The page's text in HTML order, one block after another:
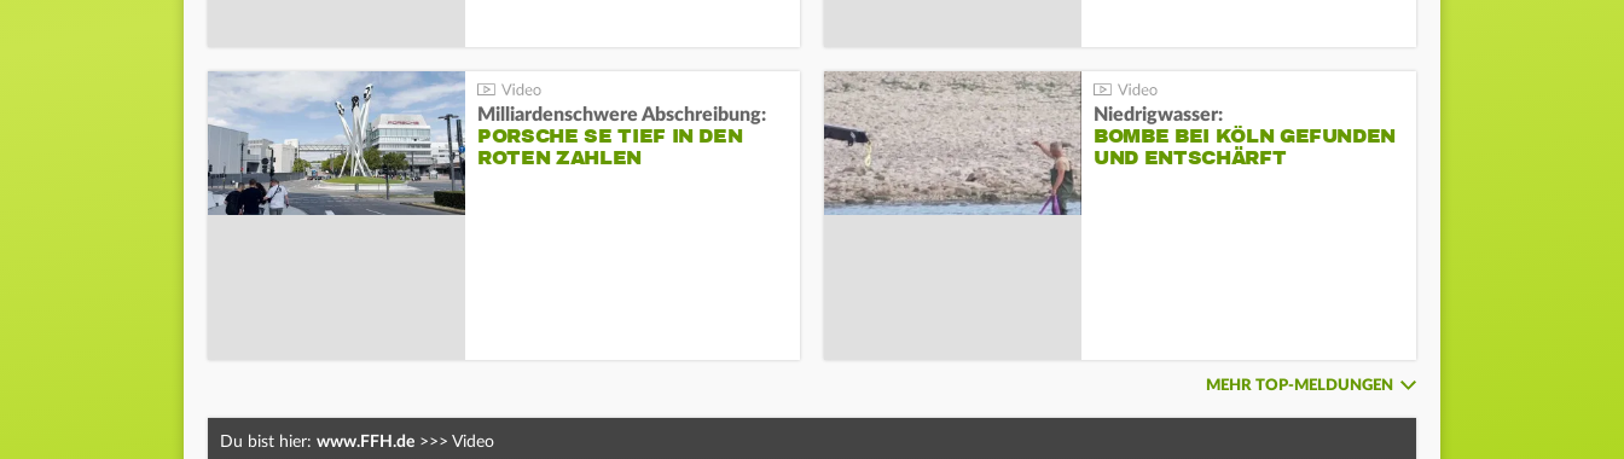
Milliardenschwere Abschreibung:
PORSCHE SE TIEF IN DEN
ROTEN ZAHLEN
Niedrigwasser:
BOMBE BEI KÖLN GEFUNDEN
UND ENTSCHÄRFT
MEHR TOP-MELDUNGEN
Du bist hier: www.FFH.de >>> Video